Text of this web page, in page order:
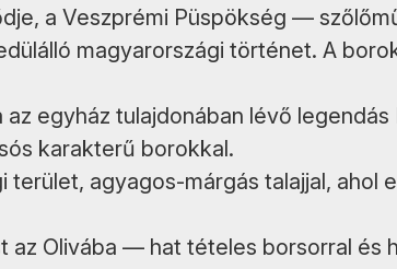
a Veszprémi Püspökség —
magyarországi történet. A
az egyház tulajdonában lévő
karakterű borokkal.
terület, agyagos-márgás talajjal, ahol
az Olivába — hat tételes borsorral és